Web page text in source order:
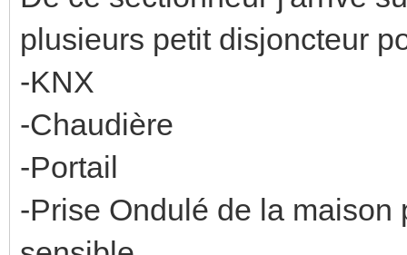
plusieurs petit disjoncteur
-KNX
-Chaudière
-Portail
-Prise Ondulé de la maison